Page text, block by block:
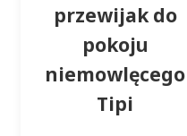
przewijak do
pokoju
niemowlęcego
Tipi